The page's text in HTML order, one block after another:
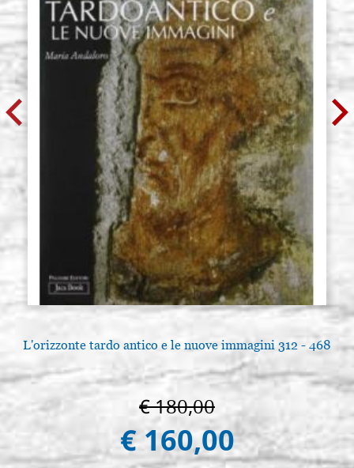
L'orizzonte tardo antico e le nuove immagini 312 - 468
€ 180,00
€ 160,00